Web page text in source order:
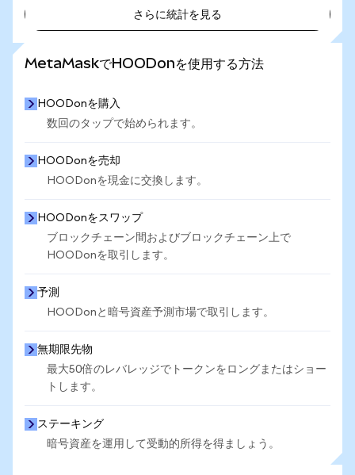
さらに統計を見る
MetaMaskでHOODonを使用する方法
HOODonを購入
数回のタップで始められます。
HOODonを売却
HOODonを現金に交換します。
HOODonをスワップ
ブロックチェーン間およびブロックチェーン上で
HOODonを取引します。
予測
HOODonと暗号資産予測市場で取引します。
無期限先物
最大50倍のレバレッジでトークンをロングまたはショー
トします。
ステーキング
暗号資産を運用して受動的所得を得ましょう。